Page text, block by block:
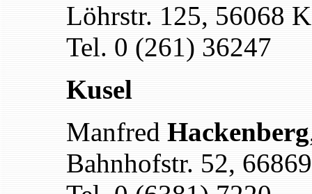
Löhrstr. 125, 56068
Tel. 0 (261) 36247
Kusel
Manfred Hackenberg
Bahnhofstr. 52,